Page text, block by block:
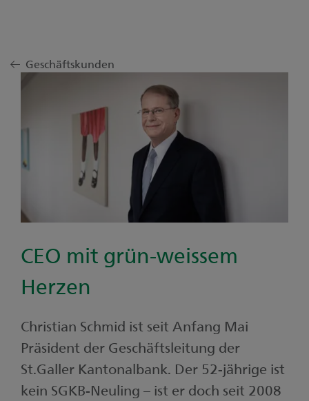
Geschäftskunden
CEO mit grün-weissem
Herzen
Christian Schmid ist seit Anfang Mai
Präsident der Geschäftsleitung der
St.Galler Kantonalbank. Der 52-jährige ist
kein SGKB-Neuling – ist er doch seit 2008